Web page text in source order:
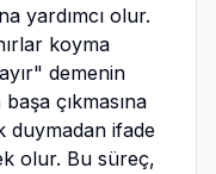
yardımcı olur.
koyma
demenin
çıkmasına
duymadan ifade
olur. Bu süreç,